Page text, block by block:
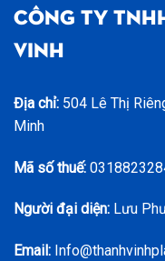
CÔNG TY
VINH
Địa chỉ: 504 Lê Thị
Minh
Mã số thuế:
Người đại diện: Lưu
Email: